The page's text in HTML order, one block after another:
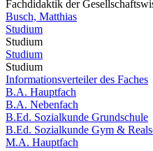
Fachdidaktik der
Busch, Matthias
Studium
Studium
Studium
Studium
Informationsverteiler des Faches
B.A. Hauptfach
B.A. Nebenfach
B.Ed. Sozialkunde Grundschule
B.Ed. Sozialkunde Gym &
M.A. Hauptfach